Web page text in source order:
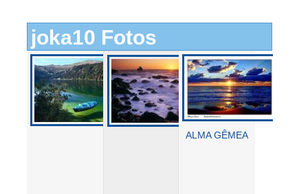
joka10 Fotos
ALMA GÊMEA